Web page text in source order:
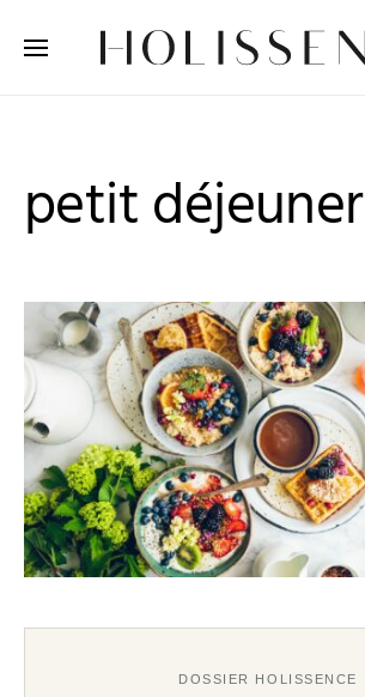
petit déjeuner
DOSSIER HOLISSENCE